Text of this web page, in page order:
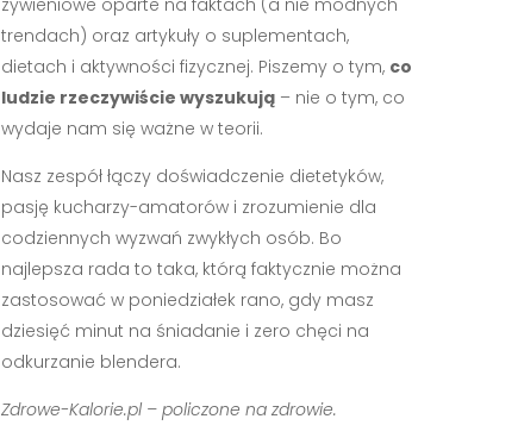
trendach) oraz artykuły o suplementach,
dietach i aktywności fizycznej. Piszemy o tym, co
ludzie rzeczywiście wyszukują– nie o tym, co
wydaje nam się ważne w teorii.
Nasz zespół łączy doświadczenie dietetyków,
pasję kucharzy-amatorów i zrozumienie dla
codziennych wyzwań zwykłych osób. Bo
najlepsza rada to taka, którą faktycznie można
zastosować w poniedziałek rano, gdy masz
dziesięć minut na śniadanie i zero chęci na
odkurzanie blendera.
Zdrowe-Kalorie.pl – policzone na zdrowie.